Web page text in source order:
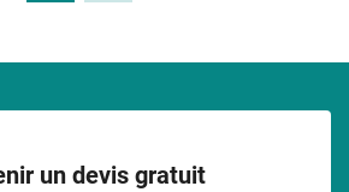
un devis gratuit